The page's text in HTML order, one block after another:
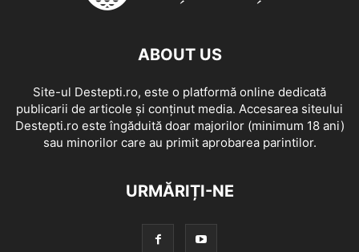
ABOUT US
Site-ul Destepti.ro, este o platformă online dedicată
publicarii de articole și conținut media. Accesarea siteului
Destepti.ro este îngăduită doar majorilor (minimum 18 ani)
sau minorilor care au primit aprobarea parintilor.
URMĂRIȚI-NE